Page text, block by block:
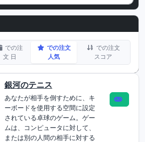
での注
文 日
での注文
人気
での注文
スコア
銀河のテニス
あなたが相手を倒すために、キ
ーボードを使用する空間に設定
されている卓球のゲーム。ゲー
ムは、コンピュータに対して、
または別の人間の相手に対する